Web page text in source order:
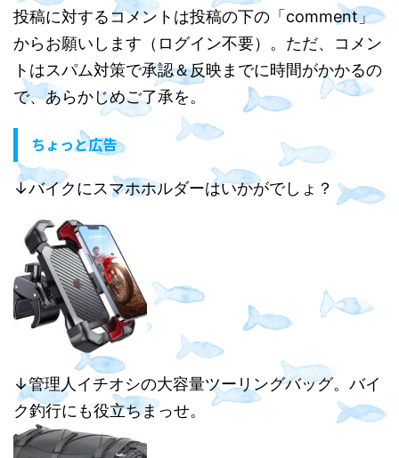
投稿に対するコメントは投稿の下の「comment」
からお願いします（ログイン不要）。ただ、コメン
トはスパム対策で承認＆反映までに時間がかかるの
で、あらかじめご了承を。
ちょっと広告
↓バイクにスマホホルダーはいかがでしょ？
↓管理人イチオシの大容量ツーリングバッグ。バイ
ク釣行にも役立ちまっせ。